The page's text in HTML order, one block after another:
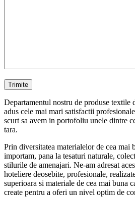
Departamentul nostru de produse textile
adus cele mai mari satisfactii
scurt sa avem in portofoliu unele dintre
tara.
Prin diversitatea materialelor de cea mai
importam, pana la tesaturi naturale,
stilurile de amenajari. Ne-am adresat
hoteliere deosebite, profesionale,
superioara si materiale de cea mai buna
create pentru a oferi un nivel optim de